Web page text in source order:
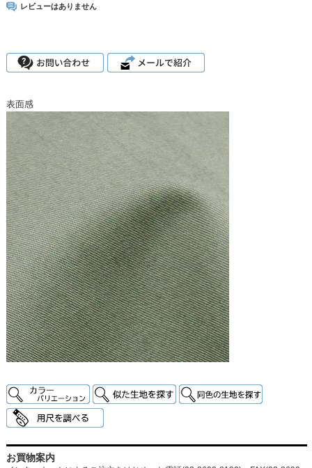
レビューはありません
表面感
お買物案内